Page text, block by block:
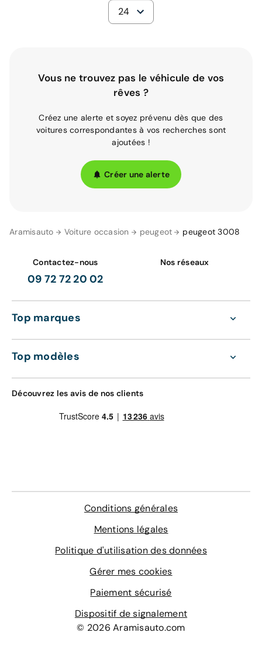
Aramisauto Voiture occasion peugeot peugeot 3008
24
Vous ne trouvez pas le véhicule de vos
rêves ?
Créez une alerte et soyez prévenu dès que des
voitures correspondantes à vos recherches sont
ajoutées !
Créer une alerte
Contactez-nous
09 72 72 20 02
Nos réseaux
Top marques
Top modèles
Découvrez les avis de nos clients
Conditions générales
Mentions légales
Politique d'utilisation des données
Gérer mes cookies
Paiement sécurisé
Dispositif de signalement
© 2026 Aramisauto.com